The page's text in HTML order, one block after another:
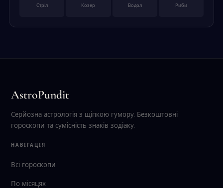
Стріл Козер Водол Риби
AstroPundit
Серйозна астрологія з щіпкою гумору. Безкоштовні
гороскопи та сумісність знаків зодіаку.
НАВІГАЦІЯ
Всі гороскопи
По місяцях